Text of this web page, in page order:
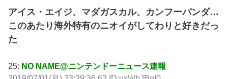
アイス・エイジ、マダガスカル、カンフーパンダ…
このあたり海外特有のニオイがしてわりと好きだっ
た
25: NO NAME@ニンテンドーニュース速報